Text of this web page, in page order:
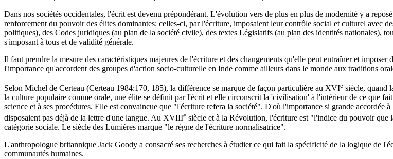
Dans nos sociétés occidentales, l'écrit est devenu prépondérant. L'évolution vers de plus en plus de modernité y a
renforcement du pouvoir des élites dominantes: celles-ci, par l'écriture, imposaient leur contrôle social et culturel avec
politiques), des Codes juridiques (au plan de la société civile), des textes Législatifs (au plan des identités nationales),
s'imposant à tous et de validité générale.
Il faut prendre la mesure des caractéristiques majeures de l'écriture et des changements qu'elle peut entraîner et
l'importance qu'accordent des groupes d'action socio-culturelle en Inde comme ailleurs dans le monde aux traditions
Selon Michel de Certeau (Certeau 1984:170, 185), la différence se marque de façon particulière au XVIe siècle, quand
la culture populaire comme orale, une élite se définit par l'écrit et elle circonscrit la 'civilisation' à l'intérieur de ce que
science et à ses procédures. Elle est convaincue que "l'écriture refera la société". D'où l'importance si grande accordée
disposaient pas déjà de la lettre d'une langue. Au XVIIIe siècle et à la Révolution, l'écriture est "l'indice du pouvoir
catégorie sociale. Le siècle des Lumières marque "le règne de l'écriture normalisatrice".
L'anthropologue britannique Jack Goody a consacré ses recherches à étudier ce qui fait la spécificité de la logique de
communautés humaines.